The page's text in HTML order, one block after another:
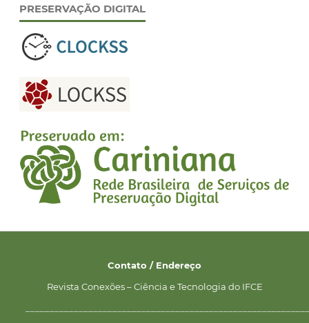
PRESERVAÇÃO DIGITAL
Contato / Endereço
Revista Conexões – Ciência e Tecnologia do IFCE